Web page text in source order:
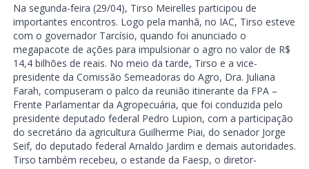
Na segunda-feira (29/04), Tirso Meirelles participou de
importantes encontros. Logo pela manhã, no IAC, Tirso esteve
com o governador Tarcísio, quando foi anunciado o
megapacote de ações para impulsionar o agro no valor de R$
14,4 bilhões de reais. No meio da tarde, Tirso e a vice-
presidente da Comissão Semeadoras do Agro, Dra. Juliana
Farah, compuseram o palco da reunião itinerante da FPA –
Frente Parlamentar da Agropecuária, que foi conduzida pelo
presidente deputado federal Pedro Lupion, com a participação
do secretário da agricultura Guilherme Piai, do senador Jorge
Seif, do deputado federal Arnaldo Jardim e demais autoridades.
Tirso também recebeu, o estande da Faesp, o diretor-